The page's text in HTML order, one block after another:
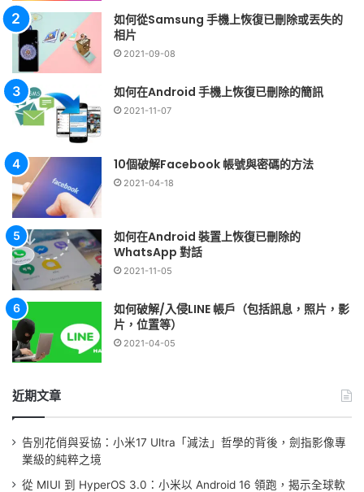
如何從Samsung 手機上恢復已刪除或丟失的
相片
2021-09-08
如何在Android 手機上恢復已刪除的簡訊
2021-11-07
10個破解Facebook 帳號與密碼的方法
2021-04-18
如何在Android 裝置上恢復已刪除的
WhatsApp 對話
2021-11-05
如何破解/入侵LINE 帳戶（包括訊息，照片，影
片，位置等）
2021-04-05
近期文章
告別花俏與妥協：小米17 Ultra「減法」哲學的背後，劍指影像專
業級的純粹之境
從 MIUI 到 HyperOS 3.0：小米以 Android 16 領跑，揭示全球軟